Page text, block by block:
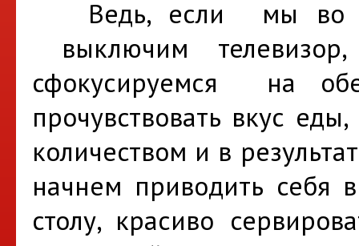
Ведь, если мы во
выключим
сфокусируемся на
прочувствовать вкус
количеством и в
начнем приводить себя
столу, красиво